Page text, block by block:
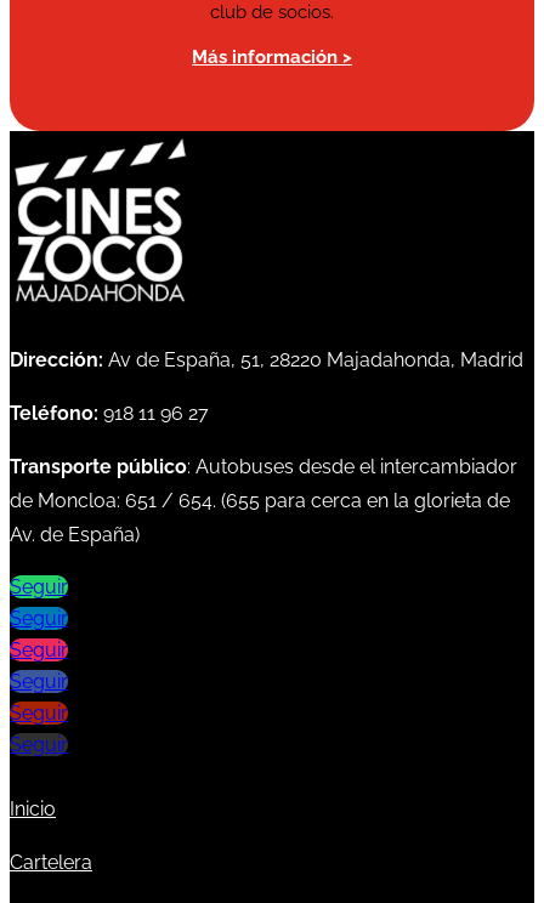
club de socios.
Más información >
Dirección: Av de España, 51, 28220 Majadahonda, Madrid
Teléfono: 918 11 96 27
Transporte público: Autobuses desde el intercambiador
de Moncloa: 651 / 654. (655 para cerca en la glorieta de
Av. de España)
Seguir
Seguir
Seguir
Seguir
Seguir
Seguir
Inicio
Cartelera